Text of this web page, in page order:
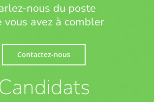
nous du poste
vous avez à combler
Contactez-nous
Candidats